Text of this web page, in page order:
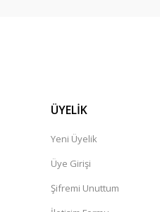
ÜYELİK
Yeni Üyelik
Üye Girişi
Şifremi Unuttum